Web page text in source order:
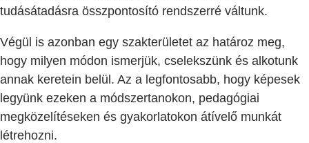
tudásátadásra összpontosító rendszerré váltunk.
Végül is azonban egy szakterületet az határoz meg,
hogy milyen módon ismerjük, cselekszünk és alkotunk
annak keretein belül. Az a legfontosabb, hogy képesek
legyünk ezeken a módszertanokon, pedagógiai
megközelítéseken és gyakorlatokon átívelő munkát
létrehozni.